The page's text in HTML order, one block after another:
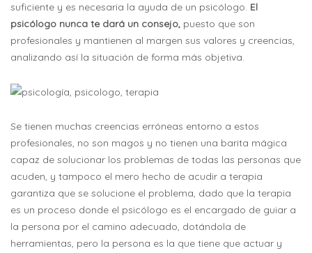
suficiente y es necesaria la ayuda de un psicólogo. El
psicólogo nunca te dará un consejo, puesto que son
profesionales y mantienen al margen sus valores y creencias,
analizando así la situación de forma más objetiva.
Se tienen muchas creencias erróneas entorno a estos
profesionales, no son magos y no tienen una barita mágica
capaz de solucionar los problemas de todas las personas que
acuden, y tampoco el mero hecho de acudir a terapia
garantiza que se solucione el problema, dado que la terapia
es un proceso donde el psicólogo es el encargado de guiar a
la persona por el camino adecuado, dotándola de
herramientas, pero la persona es la que tiene que actuar y